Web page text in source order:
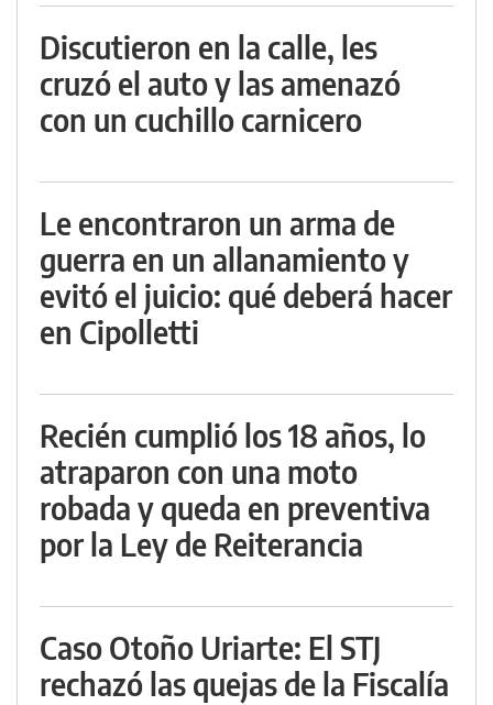
Discutieron en la calle, les
cruzó el auto y las amenazó
con un cuchillo carnicero
Le encontraron un arma de
guerra en un allanamiento y
evitó el juicio: qué deberá hacer
en Cipolletti
Recién cumplió los 18 años, lo
atraparon con una moto
robada y queda en preventiva
por la Ley de Reiterancia
Caso Otoño Uriarte: El STJ
rechazó las quejas de la Fiscalía